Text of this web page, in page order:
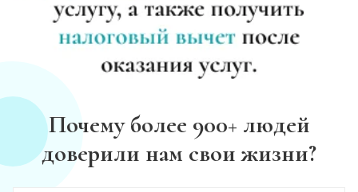
Почему более 900+ людей
доверили нам свои жизни?